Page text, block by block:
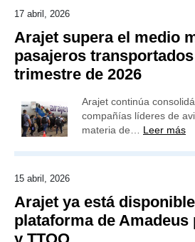
17 abril, 2026
Arajet supera el medio
pasajeros
trimestre de 2026
Arajet continúa
compañías líderes de
materia de… Leer más
15 abril, 2026
Arajet ya está
plataforma de Amadeus